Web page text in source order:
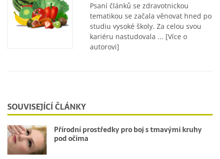
Psaní článků se zdravotnickou
tematikou se začala věnovat hned po
studiu vysoké školy. Za celou svou
kariéru nastudovala ... [Více o
autorovi]
SOUVISEJÍCÍ ČLÁNKY
Přírodní prostředky pro boj s tmavými kruhy
pod očima